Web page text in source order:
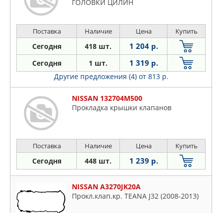
ГОЛОВКИ ЦИЛИН
Поставка Наличие Цена Купить
Сегодня 418 шт. 1 204 р.
Сегодня 1 шт. 1 319 р.
Другие предложения (4) от 813 р.
NISSAN 132704M500
Прокладка крышки клапанов
Поставка Наличие Цена Купить
Сегодня 448 шт. 1 239 р.
NISSAN A3270JK20A
Прокл.клап.кр. TEANA J32 (2008-2013)